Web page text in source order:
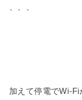
加えて停電でWi-Fi